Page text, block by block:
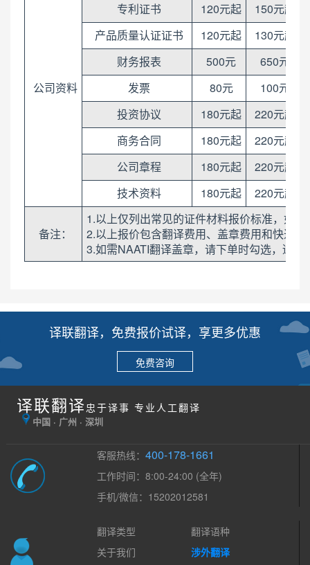
公司资料
专利证书
120元起
150元起
产品质量认证证书
120元起
130元起
财务报表
500元
650元
发票
80元
100元
投资协议
180元起
220元起
商务合同
180元起
220元起
公司章程
180元起
220元起
技术资料
180元起 220元起
备注：
1.以上仅列出常见的证件材料报价标准，如
2.以上报价包含翻译费用、盖章费用和快递
3.如需NAATI翻译盖章，请下单时勾选，适
译联翻译，免费报价试译，享更多优惠
免费咨询
译联翻译 忠于译事 专业人工翻译
中国 · 广州 · 深圳
客服热线：400-178-1661
工作时间：8:00-24:00 (全年)
手机/微信：15202012581
翻译类型
翻译语种
关于我们
涉外翻译